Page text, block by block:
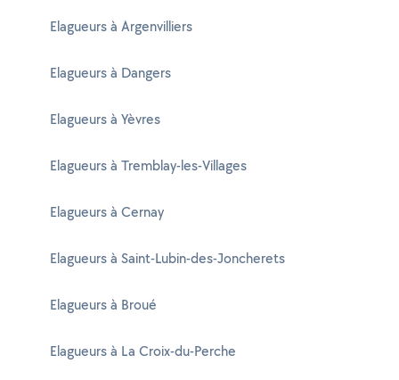
Elagueurs à Argenvilliers
Elagueurs à Dangers
Elagueurs à Yèvres
Elagueurs à Tremblay-les-Villages
Elagueurs à Cernay
Elagueurs à Saint-Lubin-des-Joncherets
Elagueurs à Broué
Elagueurs à La Croix-du-Perche